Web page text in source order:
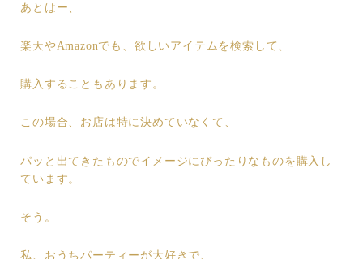
あとはー、
楽天やAmazonでも、欲しいアイテムを検索して、
購入することもあります。
この場合、お店は特に決めていなくて、
パッと出てきたものでイメージにぴったりなものを購入し
ています。
そう。
私、おうちパーティーが大好きで、